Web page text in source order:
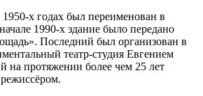
х годах был переименован в
1990-х здание было передано
Последний был организован в
театр-студия Евгением
протяжении более чем 25 лет